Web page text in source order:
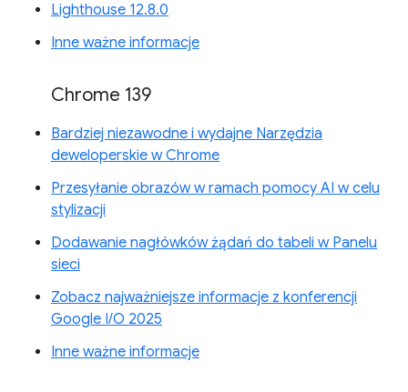
Lighthouse 12.8.0
Inne ważne informacje
Chrome 139
Bardziej niezawodne i wydajne Narzędzia
deweloperskie w Chrome
Przesyłanie obrazów w ramach pomocy AI w celu
stylizacji
Dodawanie nagłówków żądań do tabeli w Panelu
sieci
Zobacz najważniejsze informacje z konferencji
Google I/O 2025
Inne ważne informacje